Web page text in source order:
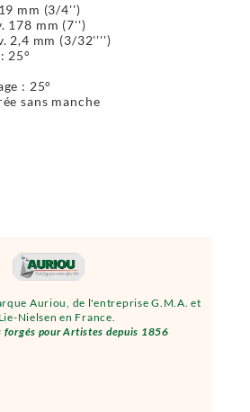
Auriou, de l'entreprise G.M.A. et
Nielsen en France.
forgés pour Artistes depuis 1856
mm (3/4'')
178 mm (7'')
2,4 mm (3/32'''')
25°
: 25°
sans manche